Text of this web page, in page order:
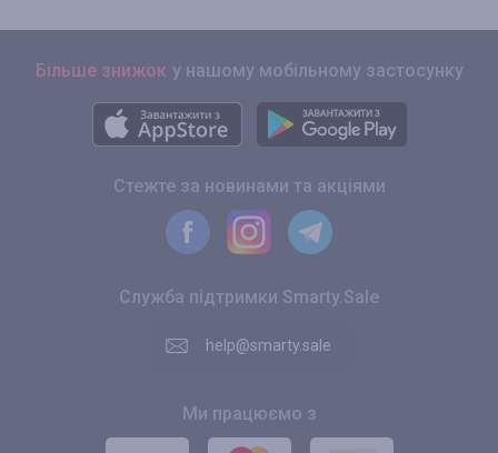
Більше знижок у нашому мобільному застосунку
Стежте за новинами та акціями
Служба підтримки Smarty.Sale
help@smarty.sale
Ми працюємо з